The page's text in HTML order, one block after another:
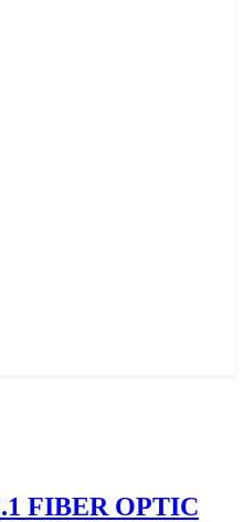
FIBER OPTIC